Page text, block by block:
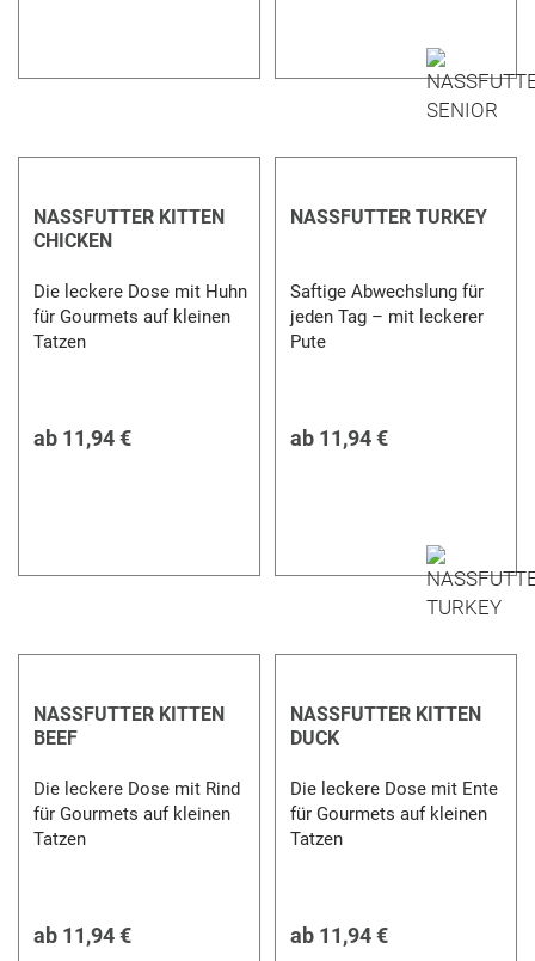
NASSFUTTER KITTEN
CHICKEN
Die leckere Dose mit Huhn
für Gourmets auf kleinen
Tatzen
ab 11,94 €
NASSFUTTER TURKEY
Saftige Abwechslung für
jeden Tag – mit leckerer
Pute
ab 11,94 €
NASSFUTTER KITTEN
BEEF
Die leckere Dose mit Rind
für Gourmets auf kleinen
Tatzen
ab 11,94 €
NASSFUTTER KITTEN
DUCK
Die leckere Dose mit Ente
für Gourmets auf kleinen
Tatzen
ab 11,94 €